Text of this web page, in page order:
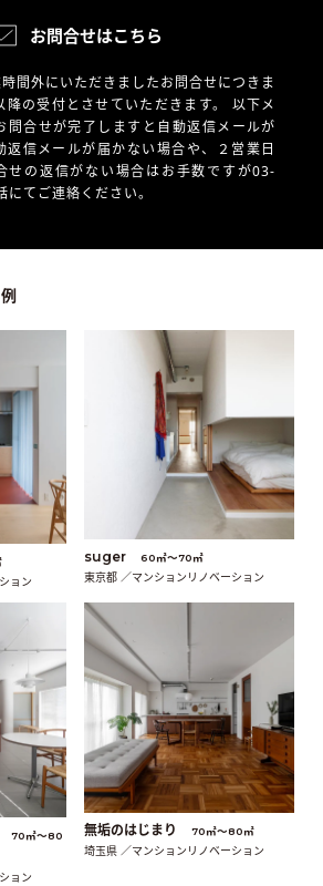
お問合せはこちら
間外にいただきましたお問合せにつきま
降の受付とさせていただきます。 以下メ
問合せが完了しますと自動返信メールが
信メールが届かない場合や、
２営業日
せの返信がない場合はお手数ですが03-
てご連絡ください。
ョン
suger 60㎡〜70㎡
東京都 ／マンションリノベーション
70㎡〜80
ョン
無垢のはじまり 70㎡〜80㎡
埼玉県 ／マンションリノベーション